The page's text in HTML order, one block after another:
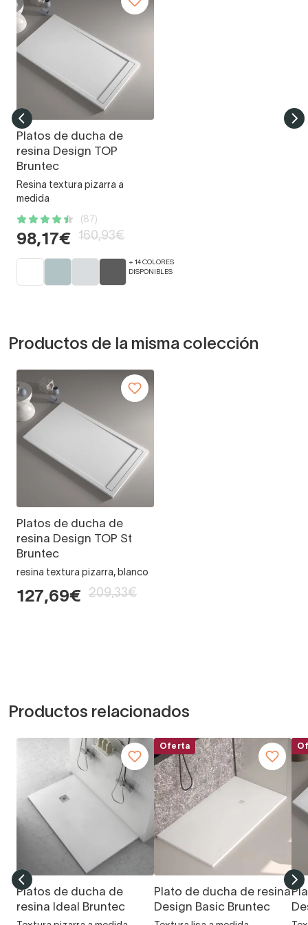
Platos de ducha de
resina Design TOP
Bruntec
Resina textura pizarra a
medida
(87)
98,17€ 160,93€
+ 14 COLORES
DISPONIBLES
Productos de la misma colección
Platos de ducha de
resina Design TOP St
Bruntec
resina textura pizarra, blanco
127,69€ 209,33€
Productos relacionados
Platos de ducha de
resina Ideal Bruntec
Oferta
Plato de ducha de resina
Design Basic Bruntec